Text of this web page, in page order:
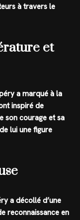
à travers le
et
a marqué à la
inspiré de
son courage et sa
lui une figure
a décollé d’une
reconnaissance en